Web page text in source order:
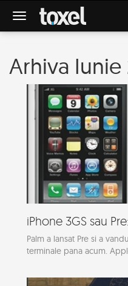
Meniu
Arhiva Iunie
iPhone 3GS sau
Palm a lansat Pre si a
terminale pana acum.